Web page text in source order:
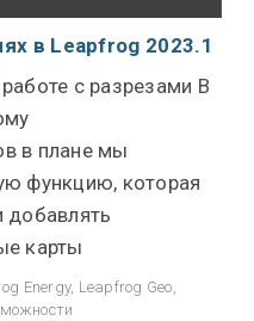
в Leapfrog 2023.1
с разрезами В
в плане мы
функцию, которая
добавлять
карты
Energy, Leapfrog Geo